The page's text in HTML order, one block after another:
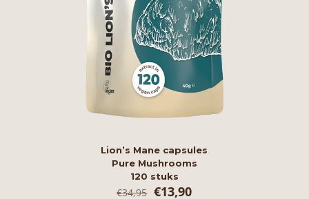
Lion’s Mane capsules
Pure Mushrooms
120 stuks
€34,95 Oorspronkelijke
€13,90Huidige